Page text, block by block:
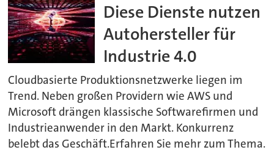
Diese Dienste nutzen
Autohersteller für
Industrie 4.0
Cloudbasierte Produktionsnetzwerke liegen im
Trend. Neben großen Providern wie AWS und
Microsoft drängen klassische Softwarefirmen und
Industrieanwender in den Markt. Konkurrenz
belebt das Geschäft.Erfahren Sie mehr zum Thema.